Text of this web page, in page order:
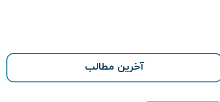
آخرین مطالب